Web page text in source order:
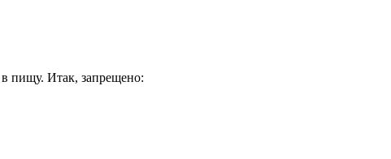
в пищу. Итак, запрещено: